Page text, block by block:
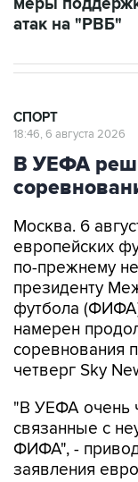
меры
атак на "РВБ"
СПОРТ
18:46, 6 августа 2026
В УЕФА
Москва. 6
европейских
по-прежнему
президенту
футбола
намерен
соревнования
четверг Sky
"В УЕФА очень
связанные с
ФИФА", -
заявления